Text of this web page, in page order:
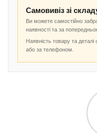
Самовивіз зі
Ви можете самостійно
наявності та за
Наявність товару та
або за телефоном.